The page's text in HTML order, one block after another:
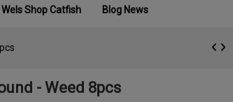
Wels Shop Catfish Blog News
- Weed 8pcs